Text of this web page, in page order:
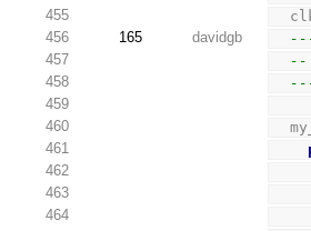
455
456
165 davidgb
457
--
458
459
460
461
462
463
464